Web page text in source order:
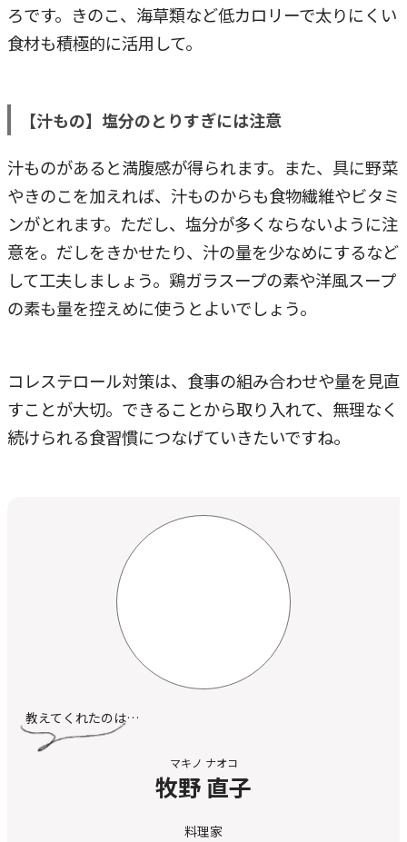
ろです。きのこ、海草類など低カロリーで太りにくい
食材も積極的に活用して。
【汁もの】塩分のとりすぎには注意
汁ものがあると満腹感が得られます。また、具に野菜
やきのこを加えれば、汁ものからも食物繊維やビタミ
ンがとれます。ただし、塩分が多くならないように注
意を。だしをきかせたり、汁の量を少なめにするなど
して工夫しましょう。鶏ガラスープの素や洋風スープ
の素も量を控えめに使うとよいでしょう。
コレステロール対策は、食事の組み合わせや量を見直
すことが大切。できることから取り入れて、無理なく
続けられる食習慣につなげていきたいですね。
教えてくれたのは…
牧野 直子
マキノ ナオコ
料理家